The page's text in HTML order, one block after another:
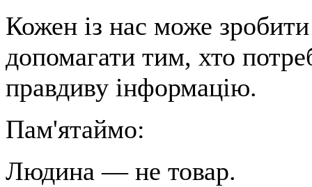
Кожен із нас може
допомагати тим, хто
правдиву інформацію.
Пам'ятаймо:
Людина — не товар.